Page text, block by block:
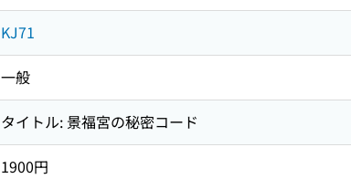
KJ71
一般
タイトル: 景福宮の秘密コード
1900円